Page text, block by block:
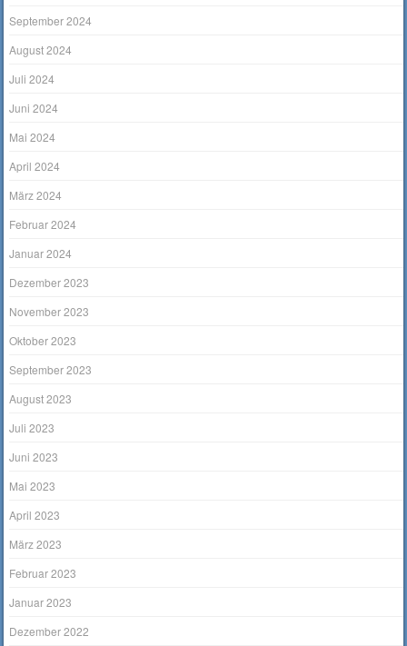
September 2024
August 2024
Juli 2024
Juni 2024
Mai 2024
April 2024
März 2024
Februar 2024
Januar 2024
Dezember 2023
November 2023
Oktober 2023
September 2023
August 2023
Juli 2023
Juni 2023
Mai 2023
April 2023
März 2023
Februar 2023
Januar 2023
Dezember 2022